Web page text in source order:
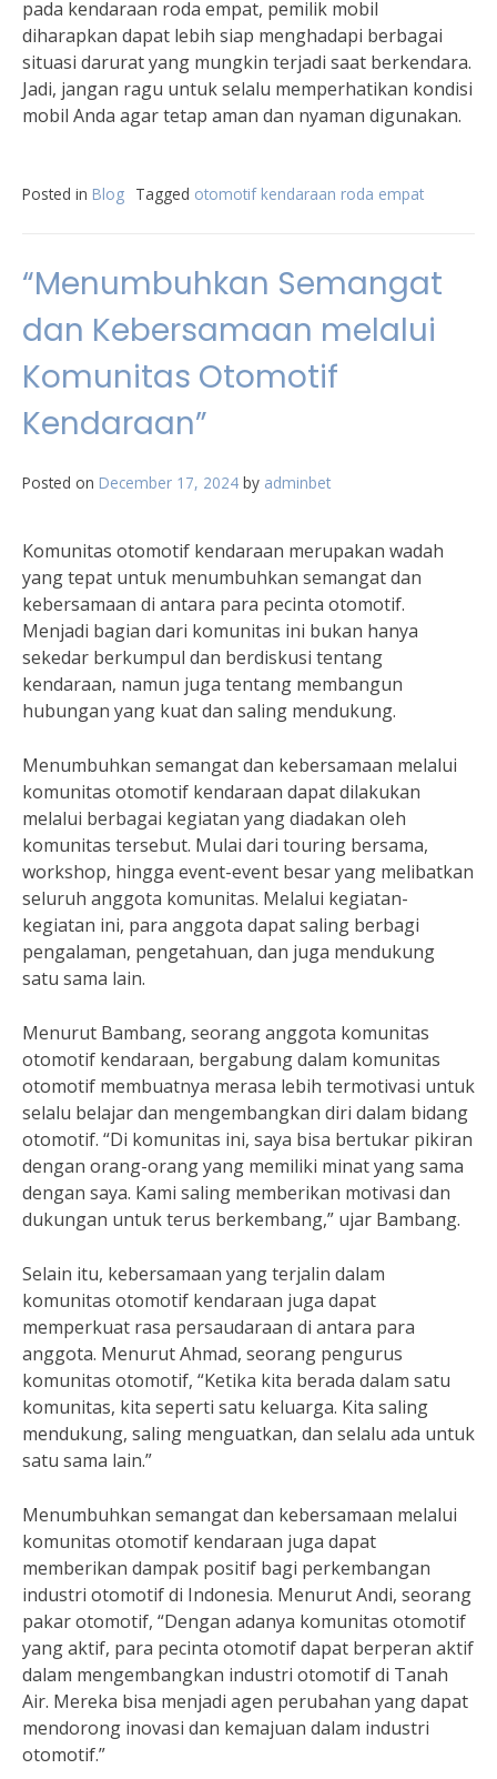
pada kendaraan roda empat, pemilik mobil
diharapkan dapat lebih siap menghadapi berbagai
situasi darurat yang mungkin terjadi saat berkendara.
Jadi, jangan ragu untuk selalu memperhatikan kondisi
mobil Anda agar tetap aman dan nyaman digunakan.
Posted in Blog Tagged otomotif kendaraan roda empat
“Menumbuhkan Semangat
dan Kebersamaan melalui
Komunitas Otomotif
Kendaraan”
Posted on December 17, 2024 by adminbet
Komunitas otomotif kendaraan merupakan wadah
yang tepat untuk menumbuhkan semangat dan
kebersamaan di antara para pecinta otomotif.
Menjadi bagian dari komunitas ini bukan hanya
sekedar berkumpul dan berdiskusi tentang
kendaraan, namun juga tentang membangun
hubungan yang kuat dan saling mendukung.
Menumbuhkan semangat dan kebersamaan melalui
komunitas otomotif kendaraan dapat dilakukan
melalui berbagai kegiatan yang diadakan oleh
komunitas tersebut. Mulai dari touring bersama,
workshop, hingga event-event besar yang melibatkan
seluruh anggota komunitas. Melalui kegiatan-
kegiatan ini, para anggota dapat saling berbagi
pengalaman, pengetahuan, dan juga mendukung
satu sama lain.
Menurut Bambang, seorang anggota komunitas
otomotif kendaraan, bergabung dalam komunitas
otomotif membuatnya merasa lebih termotivasi untuk
selalu belajar dan mengembangkan diri dalam bidang
otomotif. “Di komunitas ini, saya bisa bertukar pikiran
dengan orang-orang yang memiliki minat yang sama
dengan saya. Kami saling memberikan motivasi dan
dukungan untuk terus berkembang,” ujar Bambang.
Selain itu, kebersamaan yang terjalin dalam
komunitas otomotif kendaraan juga dapat
memperkuat rasa persaudaraan di antara para
anggota. Menurut Ahmad, seorang pengurus
komunitas otomotif, “Ketika kita berada dalam satu
komunitas, kita seperti satu keluarga. Kita saling
mendukung, saling menguatkan, dan selalu ada untuk
satu sama lain.”
Menumbuhkan semangat dan kebersamaan melalui
komunitas otomotif kendaraan juga dapat
memberikan dampak positif bagi perkembangan
industri otomotif di Indonesia. Menurut Andi, seorang
pakar otomotif, “Dengan adanya komunitas otomotif
yang aktif, para pecinta otomotif dapat berperan aktif
dalam mengembangkan industri otomotif di Tanah
Air. Mereka bisa menjadi agen perubahan yang dapat
mendorong inovasi dan kemajuan dalam industri
otomotif.”